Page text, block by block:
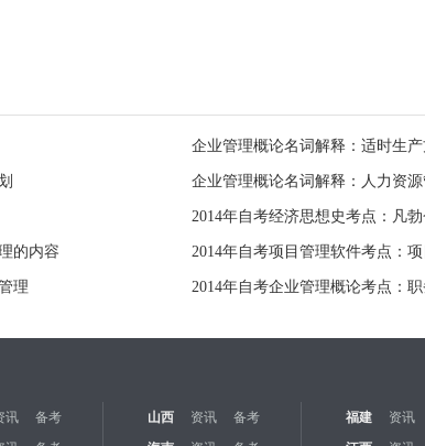
企业管理概论名词解释：适时生
企业管理概论名词解释：人力资源
2014年自考经济思想史考点：凡
的内容 2014年自考项目管理软件考点：
理 2014年自考企业管理概论考点：
讯 备考 山西 资讯 备考 福建 资讯